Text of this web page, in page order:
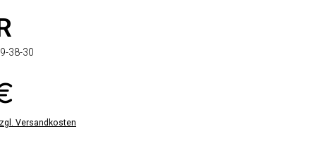
38-30
Versandkosten